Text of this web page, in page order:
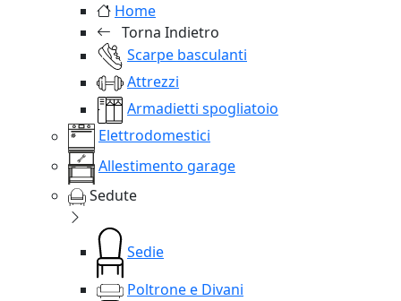
Home
Torna Indietro
Scarpe basculanti
Attrezzi
Armadietti spogliatoio
Elettrodomestici
Allestimento garage
Sedute
Sedie
Poltrone e Divani